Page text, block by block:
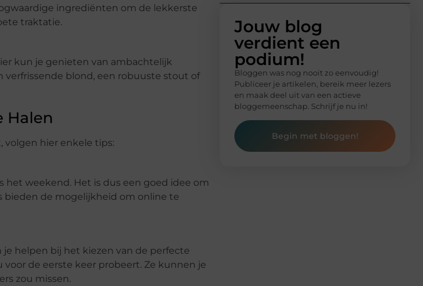
ingrediënten om de lekkerste
traktatie.
kun je genieten van ambachtelijk
verfrissende blond, een robuuste stout of
Halen
volgen hier enkele tips:
het weekend. Het is dus een goed idee om
bieden de mogelijkheid om online te
je helpen bij het kiezen van de perfecte
de eerste keer probeert. Ze kunnen je
zou missen.
Jouw blog
verdient een
podium!
Bloggen was nog nooit zo eenvoudig!
Publiceer je artikelen, bereik meer lezers
en maak deel uit van een actieve
bloggemeenschap. Schrijf je nu in!
Begin met bloggen!